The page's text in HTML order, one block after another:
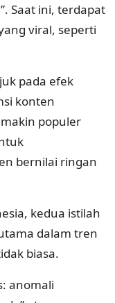
Saat ini, terdapat
viral, seperti
pada efek
konten
populer
bernilai ringan
kedua istilah
dalam tren
biasa.
anomali